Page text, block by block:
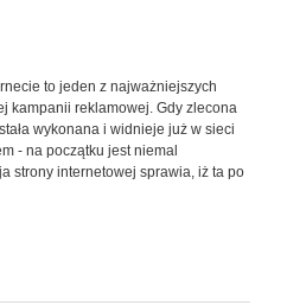
to jeden z najważniejszych
kampanii reklamowej. Gdy zlecona
wykonana i widnieje już w sieci
- na początku jest niemal
strony internetowej sprawia, iż ta po